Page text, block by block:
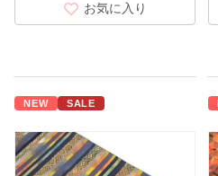
お気に入り
NEW SALE